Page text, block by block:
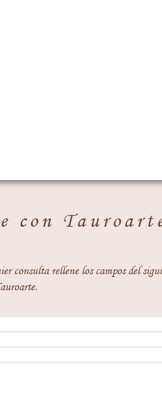
con
consulta rellene los campos del